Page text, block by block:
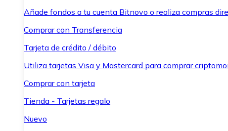
Añade fondos a tu cuenta Bitnovo o realiza compras
Comprar con Transferencia
Tarjeta de crédito / débito
Utiliza tarjetas Visa y Mastercard para comprar
Comprar con tarjeta
Tienda - Tarjetas regalo
Nuevo